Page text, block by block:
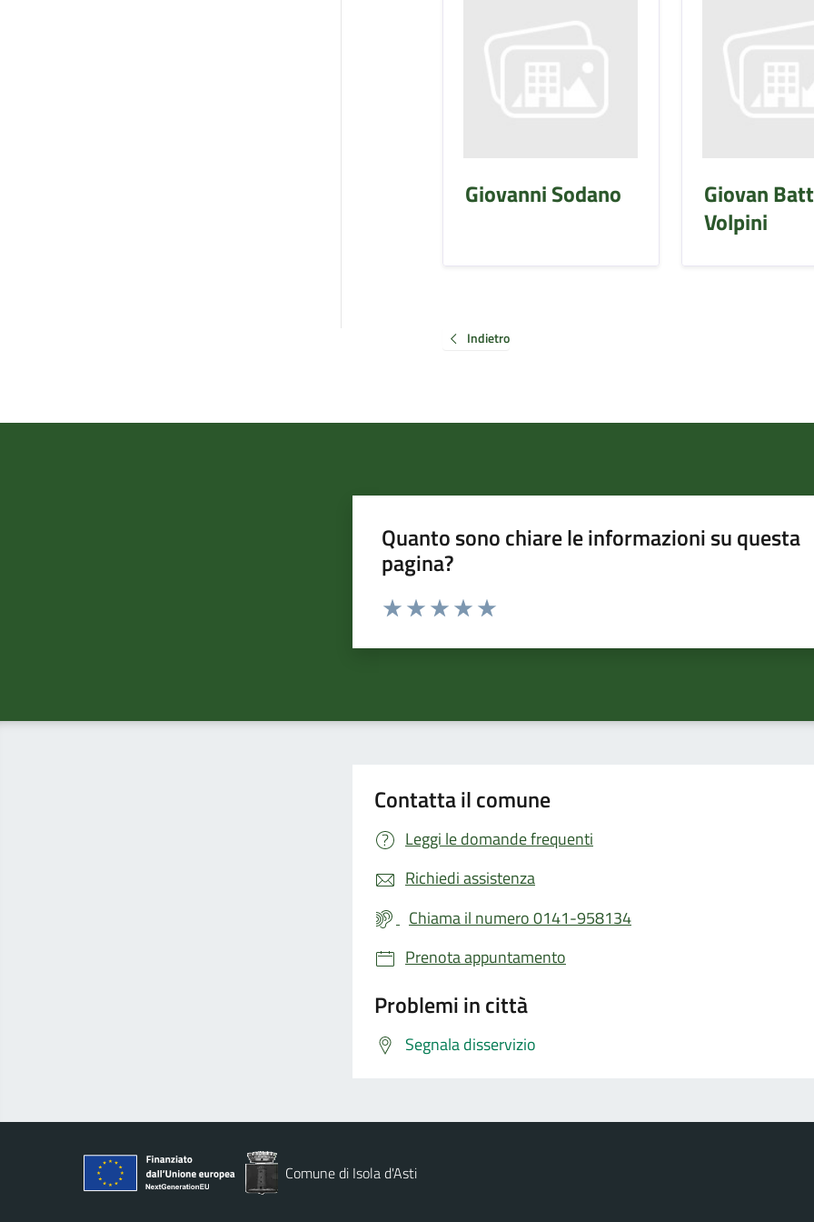
Giovanni Sodano
Giovan
Volpini
Indietro
Quanto sono chiare le informazioni su questa
pagina?
Valuta da 1 a 5 stelle la pagina
Contatta il comune
Leggi le domande frequenti
Richiedi assistenza
Chiama il numero 0141-958134
Prenota appuntamento
Problemi in città
Segnala disservizio
Comune di Isola d'Asti